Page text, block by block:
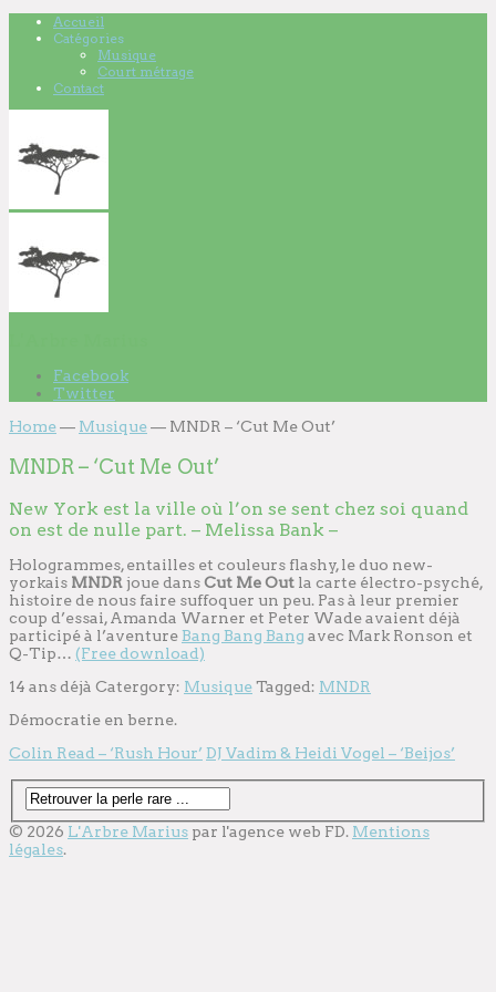
Accueil
Catégories
Musique
Court métrage
Contact
Facebook
Twitter
Home— Musique— MNDR – ‘Cut Me Out’
MNDR – ‘Cut Me Out’
New York est la ville où l’on se sent chez soi quand
on est de nulle part. – Melissa Bank –
Hologrammes, entailles et couleurs flashy, le duo new-
yorkais MNDRjoue dansCut Me Out la carte électro-psyché,
histoire de nous faire suffoquer un peu. Pas à leur premier
coup d’essai, Amanda Warner et Peter Wade avaient déjà
participé à l’aventureBang Bang Bang avec Mark Ronson et
Q-Tip… (Free download)
14 ans déjà Catergory: MusiqueTagged: MNDR
Démocratie en berne.
Colin Read – ‘Rush Hour’ DJ Vadim & Heidi Vogel – ‘Beijos’
© 2026 L'Arbre Marius par l'agence web FD. Mentions
légales.